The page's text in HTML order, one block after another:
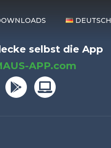
DEUTSCH
selbst die App
APP.com